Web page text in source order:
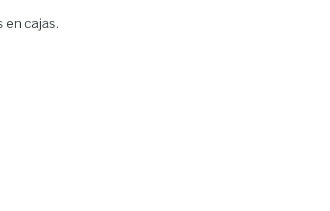
cajas.